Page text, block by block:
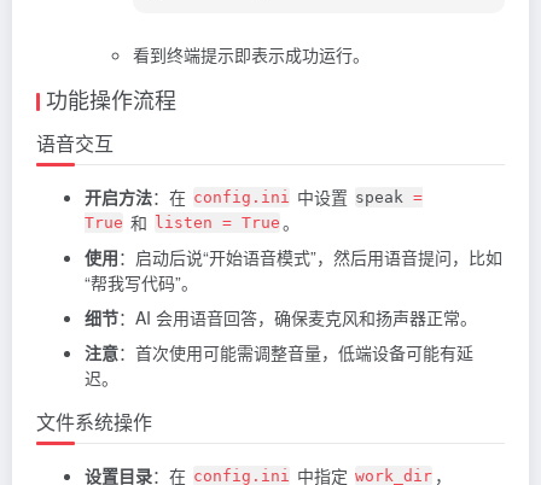
看到终端提示即表示成功运行。
功能操作流程
语音交互
开启方法：在 config.ini 中设置 speak =
True 和 listen = True 。
使用：启动后说“开始语音模式”，然后用语音提问，比如
“帮我写代码”。
细节：AI 会用语音回答，确保麦克风和扬声器正常。
注意：首次使用可能需调整音量，低端设备可能有延
迟。
文件系统操作
设置目录：在 config.ini 中指定 work_dir ，